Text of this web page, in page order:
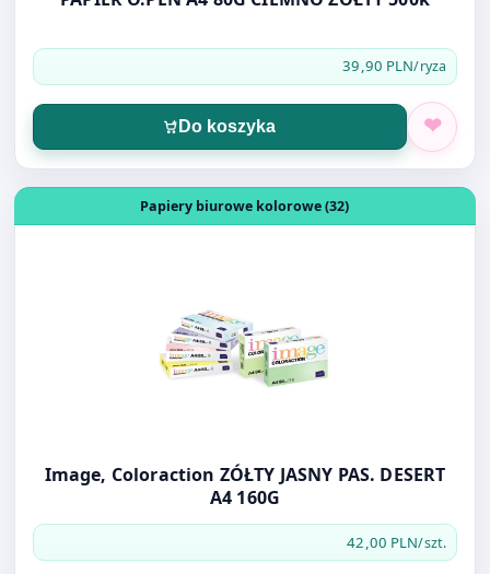
39,90 PLN/ryza
Otwórz produkt: Image, Coloraction ZÓŁTY JASNY PAS.
Papiery biurowe kolorowe (32)
42,00 PLN/szt.